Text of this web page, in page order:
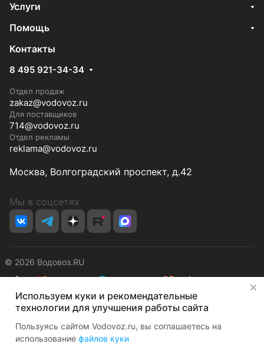
Услуги
Помощь
Контакты
8 495 921-34-34
Отдел продаж
zakaz@vodovoz.ru
Для поставщиков
714@vodovoz.ru
Отдел рекламы
reklama@vodovoz.ru
Москва, Волгоградский проспект, д.42
Мы в соцсетях
© 2026 Водовоз.RU
КонфиденциальностьОферта
Используем куки и рекомендательные
технологии для улучшения работы сайта
Пользуясь сайтом Vodovoz.ru, вы соглашаетесь на
использование файлов куки